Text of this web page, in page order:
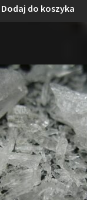
Dodaj do koszyka